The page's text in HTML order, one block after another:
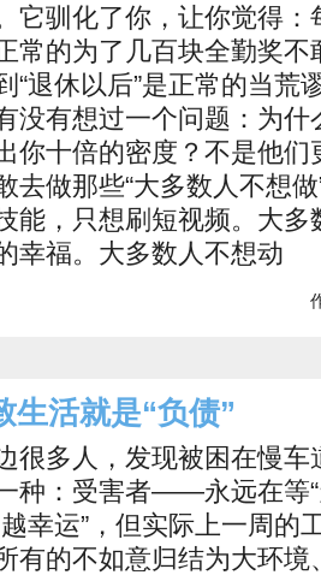
它驯化了你，让你觉得
常的为了几百块全勤奖
“退休以后”是正常的当荒
没有想过一个问题：为
你十倍的密度？不是他
去做那些“大多数人不想
能，只想刷短视频。大
幸福。大多数人不想动
生活就是“负债”
很多人，发现被困在慢
种：受害者——永远在等“
幸运”，但实际上一周的
有的不如意归结为大环